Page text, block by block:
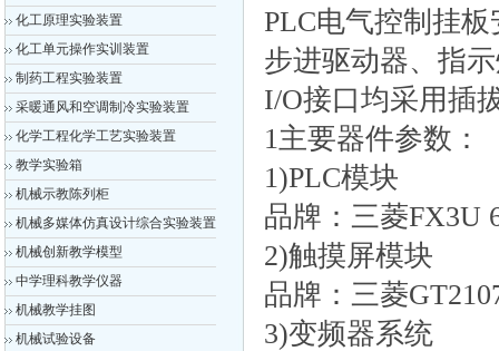
化工原理实验装置
化工单元操作实训装置
制药工程实验装置
采暖通风和空调制冷实验装置
化学工程化学工艺实验装置
教学实验箱
机械示教陈列柜
机械多媒体仿真设计综合实验装置
机械创新教学模型
中学理科教学仪器
机械教学挂图
机械试验设备
PLC电气控制挂
步进驱动器、指
I/O接口均采用插
1主要器件参数：
1)PLC模块
品牌：三菱FX3U
2)触摸屏模块
品牌：三菱
3)变频器系统